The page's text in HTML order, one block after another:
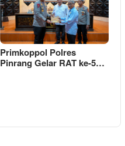
Primkoppol Polres
Pinrang Gelar RAT ke-5…